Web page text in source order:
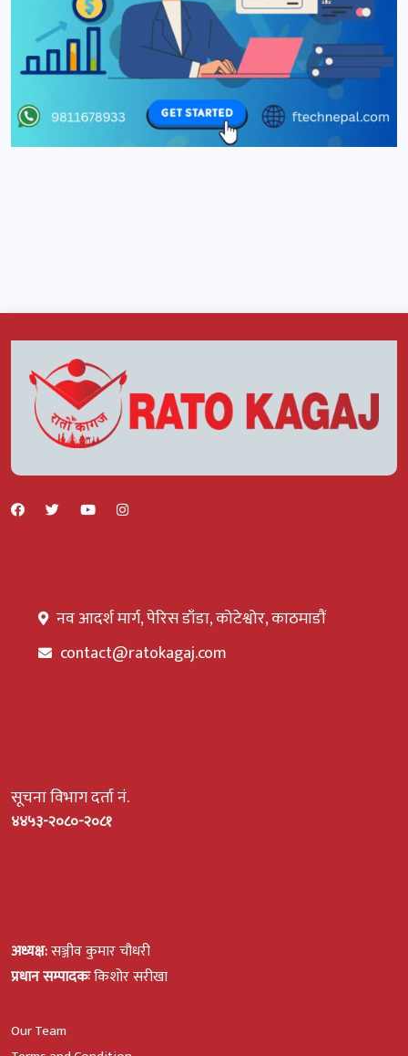
नव आदर्श मार्ग, पेरिस डाँडा, कोटेश्वोर, काठमाडौं
contact@ratokagaj.com
सूचना विभाग दर्ता नं.
४४५३-२०८०-२०८१
अध्यक्ष:सञ्जीव कुमार चौधरी
प्रधान सम्पादकःकिशोर सरीखा
Our Team